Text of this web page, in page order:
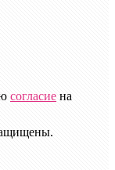
согласие на